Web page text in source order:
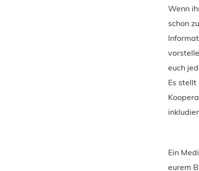
Wenn
schon
euch
Es
Ein
eurem